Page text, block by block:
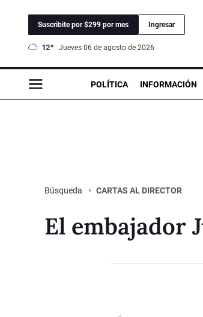
Suscribite por $299 por mes Ingresar
12° jueves 06 de agosto de 2026
POLÍTICA INFORMACIÓN
Búsqueda CARTAS AL DIRECTOR
El embajador